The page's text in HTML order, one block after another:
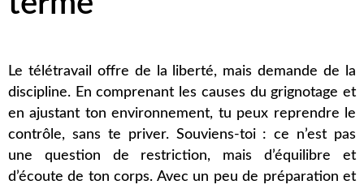
Le télétravail offre de la liberté, mais demande de la
discipline. En comprenant les causes du grignotage et
en ajustant ton environnement, tu peux reprendre le
contrôle, sans te priver. Souviens-toi : ce n’est pas
une question de restriction, mais d’équilibre et
d’écoute de ton corps. Avec un peu de préparation et